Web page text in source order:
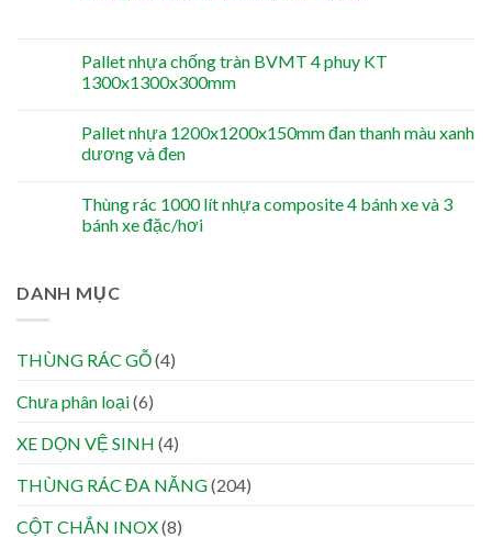
Pallet nhựa chống tràn BVMT 4 phuy KT
1300x1300x300mm
Pallet nhựa 1200x1200x150mm đan thanh màu xanh
dương và đen
Thùng rác 1000 lít nhựa composite 4 bánh xe và 3
bánh xe đặc/hơi
DANH MỤC
THÙNG RÁC GỖ(4)
Chưa phân loại(6)
XE DỌN VỆ SINH (4)
THÙNG RÁC ĐA NĂNG(204)
CỘT CHẮN INOX(8)